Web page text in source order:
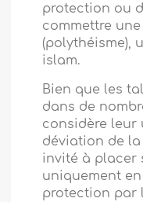
protection ou
commettre
(polythéisme),
islam.
Bien que les
dans de
considère leur
déviation de
invité à placer
uniquement
protection par